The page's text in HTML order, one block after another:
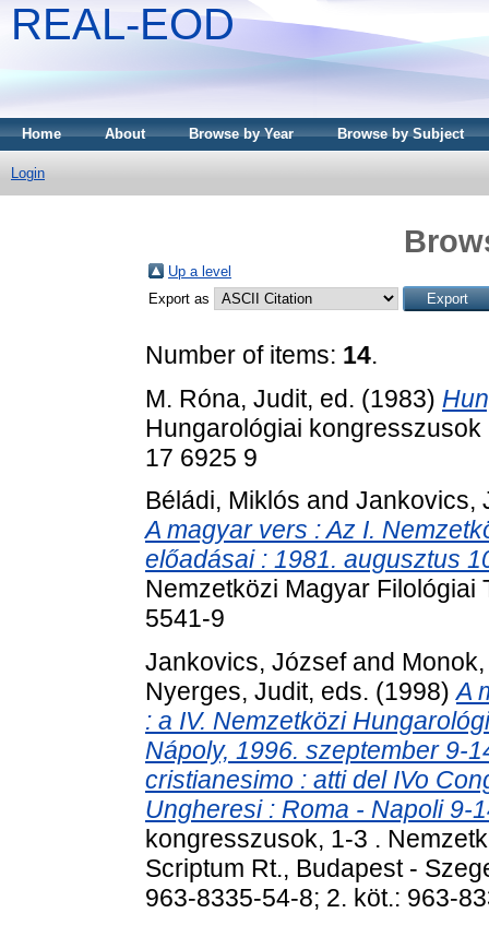
REAL-EOD
Home About Browse by Year Browse by Subject
Login
Up a level
Export as
Number of items: 14.
M. Róna, Judit, ed. (1983)
Hungarológiai
17 6925 9
Béládi, Miklós and Jankovics,
A magyar vers : Az I.
előadásai : 1981. augusztus
Nemzetközi Magyar Filológiai
5541-9
Jankovics, Józsefand
Nyerges, Judit, eds. (1998)A
: a IV. Nemzetközi
Nápoly, 1996. szeptember 9-
cristianesimo : atti del IVo
Ungheresi : Roma - Napoli 9-
kongresszusok, 1-3 .
Scriptum Rt., Budapest -
963-8335-54-8; 2. köt.: 963-